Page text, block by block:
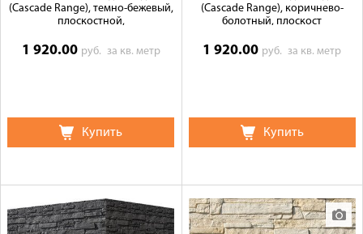
(Cascade Range), темно-бежевый,
плоскостной,
1 920.00 руб. за кв. метр
Купить
(Cascade Range), коричнево-
болотный, плоскост
1 920.00 руб.за кв. метр
Купить